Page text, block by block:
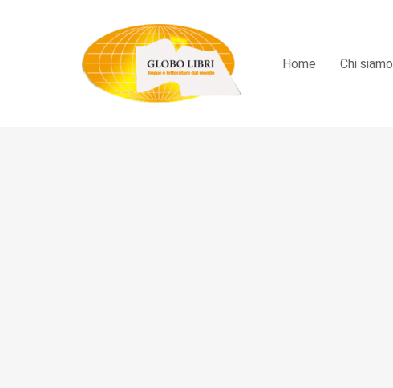
Home Chi siamo